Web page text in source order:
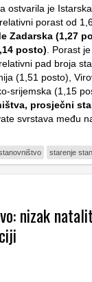
ostvarila je
porast od
Zadarska (1,27
posto). Porast
pad broja
(1,51 posto),
srijemska (1,15
prosječni
svrstava među
starenje
nizak